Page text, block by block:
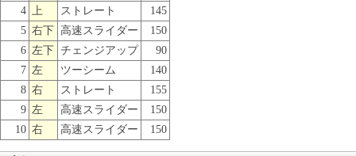
4
上 ストレート
145
5 右下 高速スライダー
150
6 左下 チェンジアップ
90
7 左 ツーシーム
140
8 右 ストレート
155
9 左 高速スライダー
150
10 右 高速スライダー 150